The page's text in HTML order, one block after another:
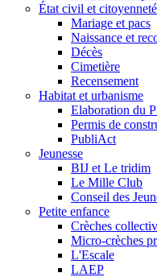
État civil et citoyenneté
Mariage et pacs
Naissance et
Décès
Cimetière
Recensement
Habitat et urbanisme
Elaboration du
Permis de
PubliAct
Jeunesse
BIJ et Le tridim
Le Mille Club
Conseil des
Petite enfance
Crèches
Micro-crèches
L'Escale
LAEP